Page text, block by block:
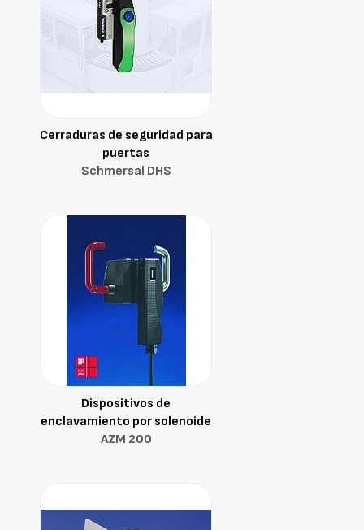
Cerraduras de seguridad para
puertas
Schmersal DHS
Dispositivos de
enclavamiento por solenoide
AZM 200